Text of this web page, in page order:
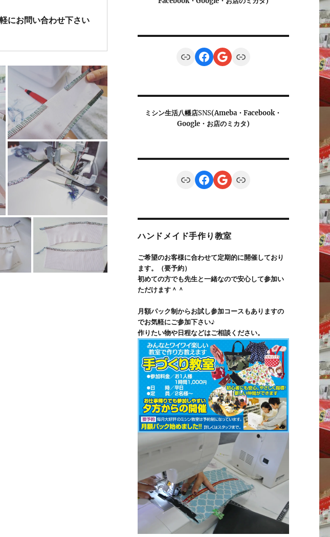
にお問い合わせ下さい
LinkFacebook
Google
Link
ミシン生活八幡店SNS(Ameba・Facebook・
Google・お店のミカタ)
LinkFacebook
Google
Link
ハンドメイド手作り教室
ご希望のお客様に合わせて定期的に開催しており
ます。（要予約）
初めての方でも先生と一緒なので安心して参加い
ただけます＾＾
月額パック制からお試し参加コースもありますの
でお気軽にご参加下さい♪
作りたい物や日程などはご相談ください。